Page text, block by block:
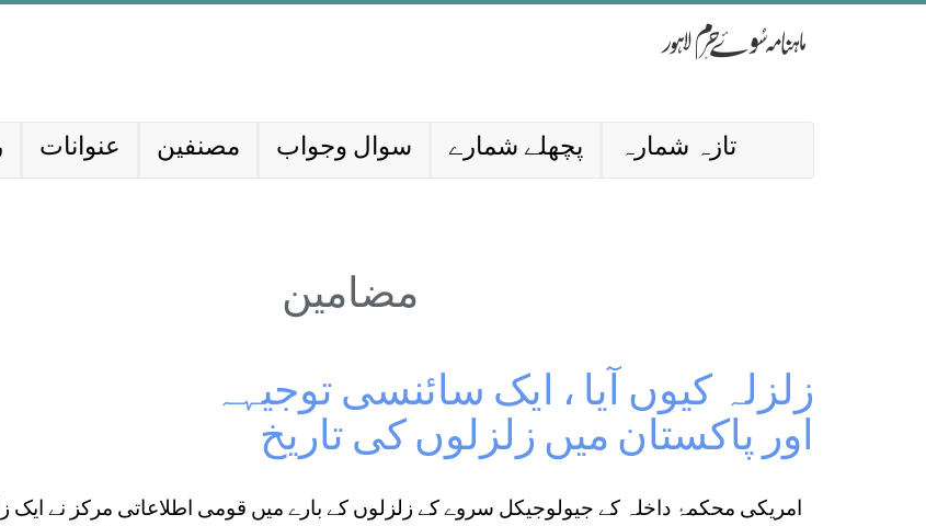
عنوانات مصنفین سوال وجواب پچھلے شمارے تازہ شمارہ
مضامین
زلزلہ کیوں آیا ، ایک سائنسی توجیہہ
اور پاکستان میں زلزلوں کی تاریخ
امریکی محکمۂ داخلہ کے جیولوجیکل سروے کے زلزلوں کے بارے میں قومی اطلاعاتی مرکز نے ایک